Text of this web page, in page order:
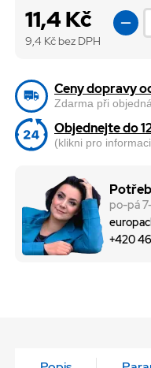
11,4 Kč
9,4 Kč bez DPH
Ceny dopravy
Zdarma při
Objednejte do
(klikni pro
po-pá
+420